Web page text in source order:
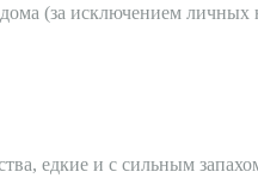
(за исключением личных
едкие и с сильным